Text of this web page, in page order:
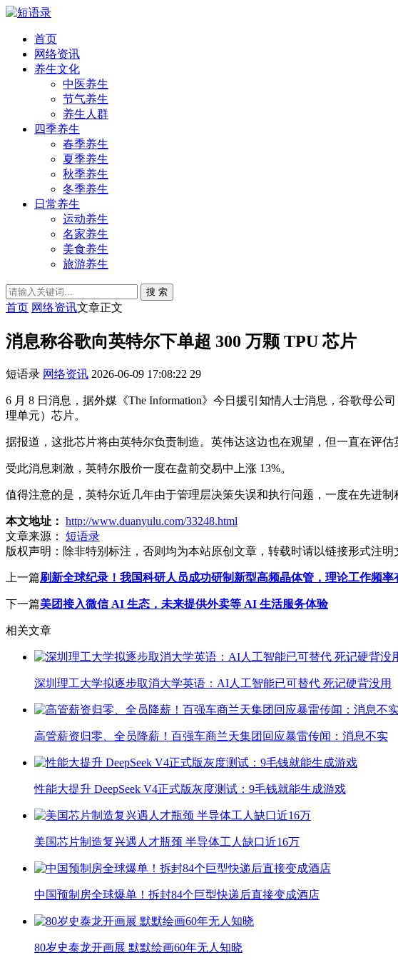
首页
网络资讯
养生文化
中医养生
节气养生
养生人群
四季养生
春季养生
夏季养生
秋季养生
冬季养生
日常养生
运动养生
名家养生
美食养生
旅游养生
搜 索
首页 网络资讯文章正文
消息称谷歌向英特尔下单超 300 万颗 TPU 芯片
短语录 网络资讯 2026-06-09 17:08:22 29
6 月 8 日消息，据外媒《The Information》今日援引知情人士消息，谷歌母公
理单元）芯片。
据报道，这批芯片将由英特尔负责制造。英伟达这边也在观望，但一直在评估
受此消息刺激，英特尔股价一度在盘前交易中上涨 13%。
值得注意的是，英特尔近几年由于管理层决策失误和执行问题，一度在先进
本文地址： http://www.duanyulu.com/33248.html
文章来源：
短语录
版权声明： 除非特别标注，否则均为本站原创文章，转载时请以链接形式注明
上一篇刷新全球纪录！我国科研人员成功研制新型高频晶体管，理论工作频率
下一篇美团接入微信 AI 生态，未来提供外卖等 AI 生活服务体验
相关文章
深圳理工大学拟逐步取消大学英语：AI人工智能已可替代 死记硬背没用
高管薪资归零、全员降薪！百强车商兰天集团回应暴雷传闻：消息不实
性能大提升 DeepSeek V4正式版灰度测试：9毛钱就能生成游戏
美国芯片制造复兴遇人才瓶颈 半导体工人缺口近16万
中国预制房全球爆单！拆封84个巨型快递后直接变成酒店
80岁史泰龙开画展 默默绘画60年无人知晓